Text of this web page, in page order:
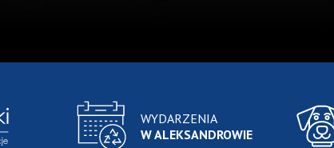
WYDARZENIA
W ALEKSANDROWIE